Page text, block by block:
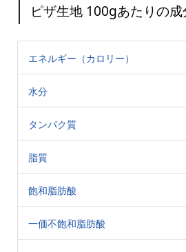
ピザ生地 100gあたりの成
エネルギー（カロリー）
水分
タンパク質
脂質
飽和脂肪酸
一価不飽和脂肪酸